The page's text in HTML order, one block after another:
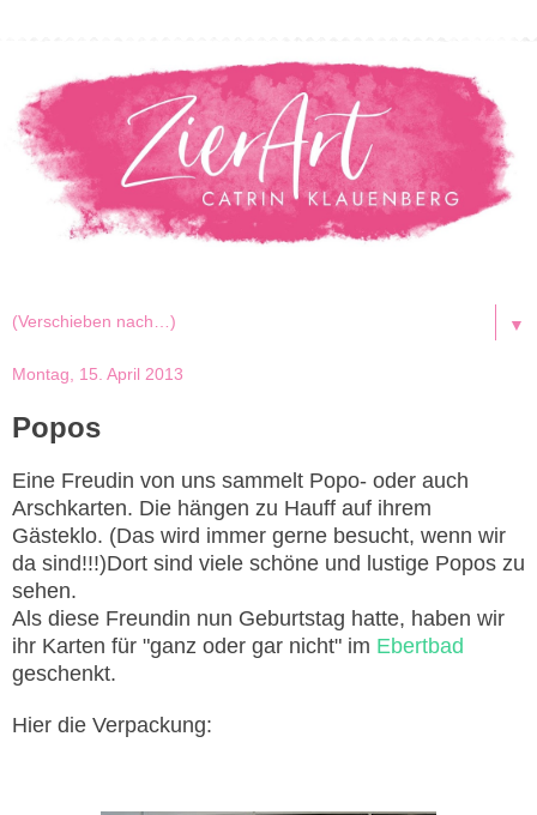
▼
Montag, 15. April 2013
Popos
Eine Freudin von uns sammelt Popo- oder auch
Arschkarten. Die hängen zu Hauff auf ihrem
Gästeklo. (Das wird immer gerne besucht, wenn wir
da sind!!!)Dort sind viele schöne und lustige Popos zu
sehen.
Als diese Freundin nun Geburtstag hatte, haben wir
ihr Karten für "ganz oder gar nicht" im Ebertbad
geschenkt.
Hier die Verpackung: